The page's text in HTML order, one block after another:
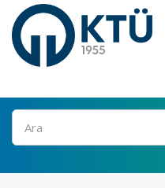
Ara